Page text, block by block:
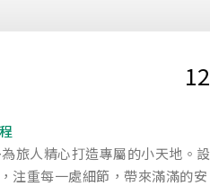
12
旅人精心打造專屬的小天地。設
注重每一處細節，帶來滿滿的安